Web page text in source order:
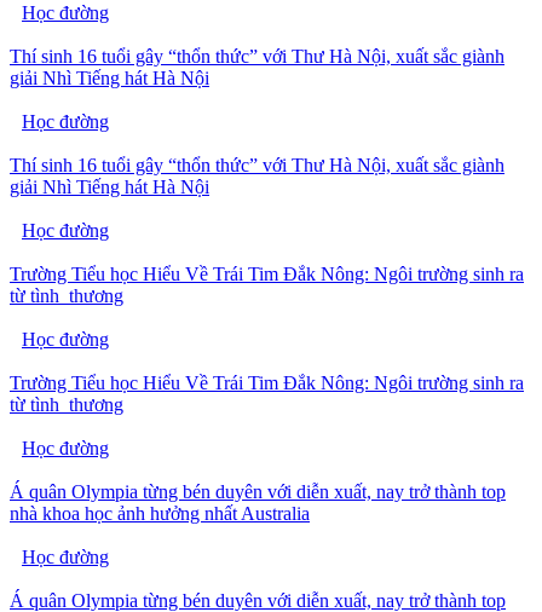
Học đường
Thí sinh 16 tuổi gây “thổn thức” với Thư Hà Nội, xuất sắc giành
giải Nhì Tiếng hát Hà Nội
Học đường
Thí sinh 16 tuổi gây “thổn thức” với Thư Hà Nội, xuất sắc giành
giải Nhì Tiếng hát Hà Nội
Học đường
Trường Tiểu học Hiểu Về Trái Tim Đắk Nông: Ngôi trường sinh ra
từ tình thương
Học đường
Trường Tiểu học Hiểu Về Trái Tim Đắk Nông: Ngôi trường sinh ra
từ tình thương
Học đường
Á quân Olympia từng bén duyên với diễn xuất, nay trở thành top
nhà khoa học ảnh hưởng nhất Australia
Học đường
Á quân Olympia từng bén duyên với diễn xuất, nay trở thành top